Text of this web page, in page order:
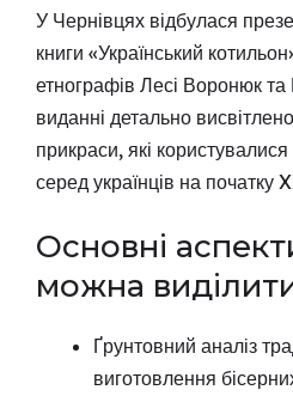
У Чернівцях відбулася
книги «Український
етнографів Лесі Воронюк
виданні детально
прикраси, які
серед українців на початку
Основні
можна
Ґрунтовний аналіз
виготовлення